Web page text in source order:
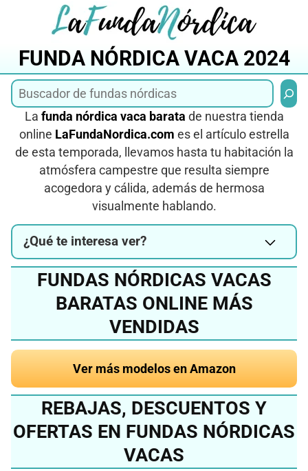
FUNDA NÓRDICA VACA 2024
La funda nórdica vaca barata de nuestra tienda
online LaFundaNordica.com es el artículo estrella
de esta temporada, llevamos hasta tu habitación la
atmósfera campestre que resulta siempre
acogedora y cálida, además de hermosa
visualmente hablando.
¿Qué te interesa ver?
FUNDAS NÓRDICAS VACAS
BARATAS ONLINE MÁS
VENDIDAS
Ver más modelos en Amazon
REBAJAS, DESCUENTOS Y
OFERTAS EN FUNDAS NÓRDICAS
VACAS